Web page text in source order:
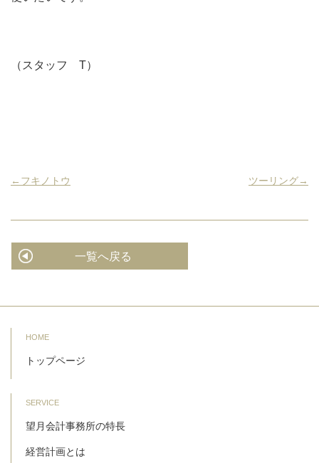
（スタッフ T）
←フキノトウ ツーリング→
一覧へ戻る
HOME
トップページ
SERVICE
望月会計事務所の特長
経営計画とは